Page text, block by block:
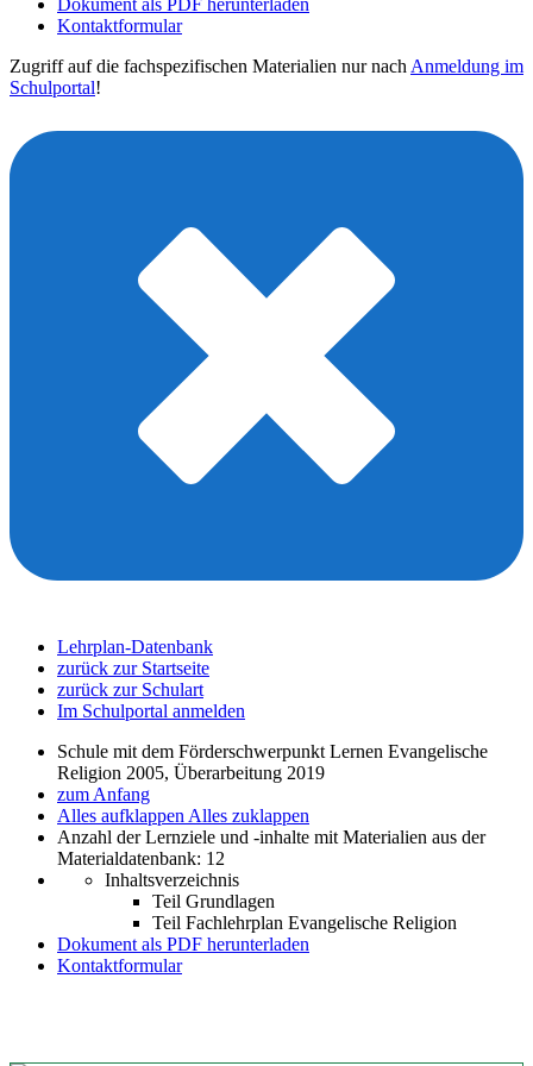
Dokument als PDF herunterladen
Kontaktformular
Zugriff auf die fachspezifischen Materialien nur nach Anmeldung im
Schulportal!
Lehrplan-Datenbank
zurück zur Startseite
zurück zur Schulart
Im Schulportal anmelden
Schule mit dem Förderschwerpunkt Lernen Evangelische
Religion 2005, Überarbeitung 2019
zum Anfang
Alles aufklappen Alles zuklappen
Anzahl der Lernziele und -inhalte mit Materialien aus der
Materialdatenbank: 12
Inhaltsverzeichnis
Teil Grundlagen
Teil Fachlehrplan Evangelische Religion
Dokument als PDF herunterladen
Kontaktformular